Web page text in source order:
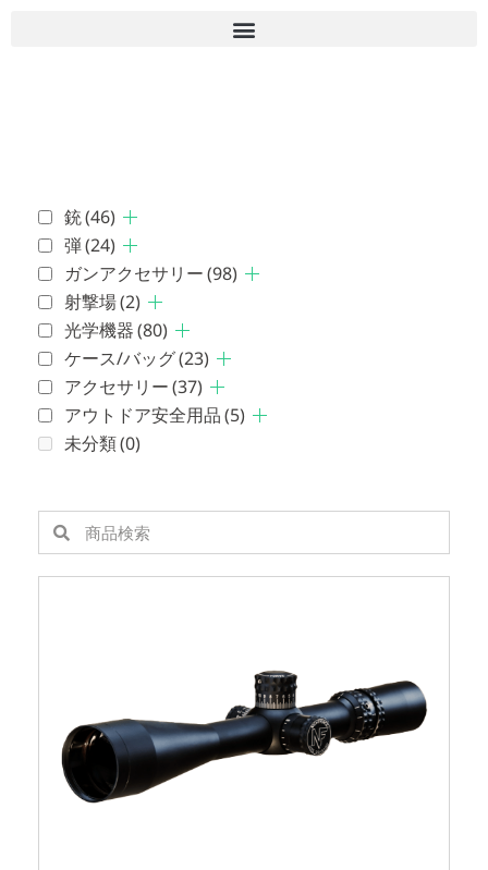
銃(46)
弾(24)
ガンアクセサリー(98)
射撃場(2)
光学機器(80)
ケース/バッグ(23)
アクセサリー(37)
アウトドア安全用品(5)
未分類(0)